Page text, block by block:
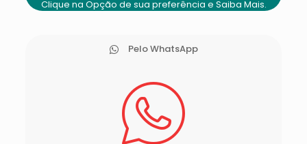
Clique na Opção de sua preferência e Saiba Mais.
Pelo WhatsApp